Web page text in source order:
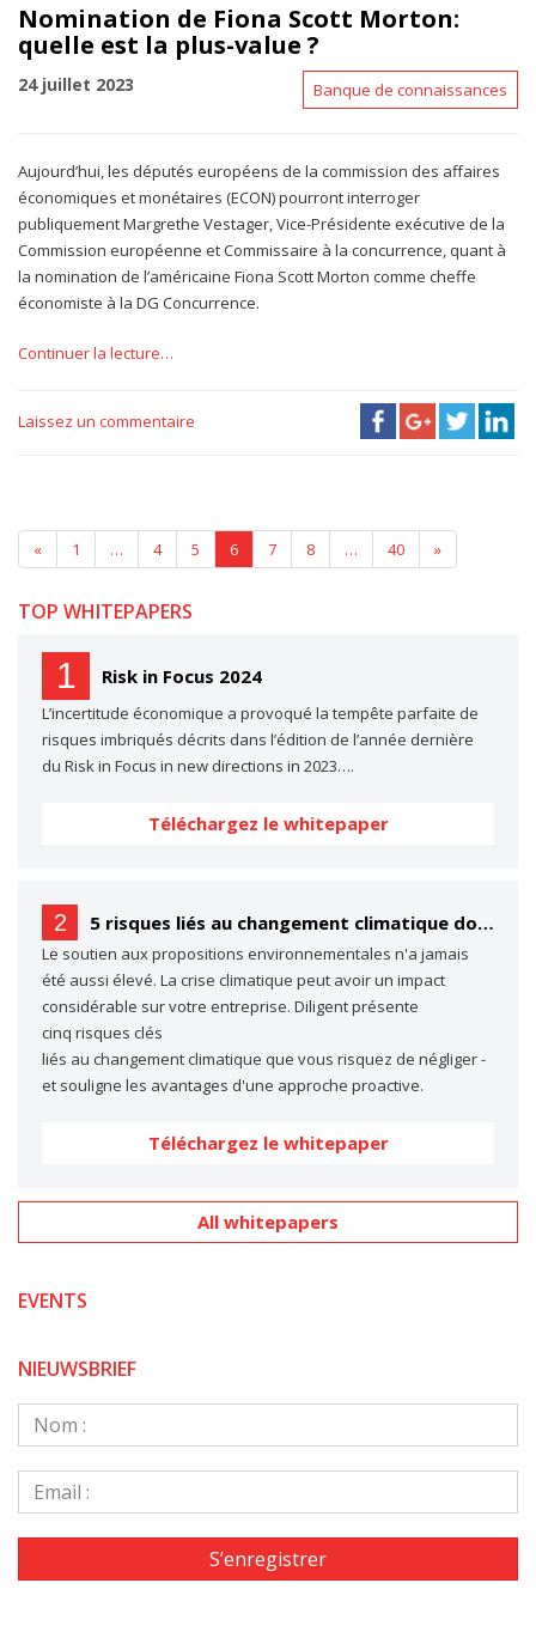
Nomination de Fiona Scott Morton:
quelle est la plus-value ?
24 juillet 2023 Banque de connaissances
Aujourd’hui, les députés européens de la commission des affaires
économiques et monétaires (ECON) pourront interroger
publiquement Margrethe Vestager, Vice-Présidente exécutive de la
Commission européenne et Commissaire à la concurrence, quant à
la nomination de l’américaine Fiona Scott Morton comme cheffe
économiste à la DG Concurrence.
Continuer la lecture…
Laissez un commentaire
« 1 … 4 5 6 7 8 … 40 »
TOP WHITEPAPERS
1 Risk in Focus 2024
L’incertitude économique a provoqué la tempête parfaite de
risques imbriqués décrits dans l’édition de l’année dernière
du Risk in Focus in new directions in 2023….
Téléchargez le whitepaper
2 5 risques liés au changement climatique dont vous ne parlez probablement pas… (mais dont vous devriez parler)
Le soutien aux propositions environnementales n'a jamais
été aussi élevé. La crise climatique peut avoir un impact
considérable sur votre entreprise. Diligent présente
cinq risques clés
liés au changement climatique que vous risquez de négliger -
et souligne les avantages d'une approche proactive.
Téléchargez le whitepaper
All whitepapers
EVENTS
NIEUWSBRIEF